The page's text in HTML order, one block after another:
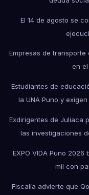
El 14 de agosto se
Empresas de
en
Estudiantes de
la UNA Puno y
Exdirigentes de Juliaca
las investigaciones
EXPO VIDA Puno
mil con
Fiscalía advierte que